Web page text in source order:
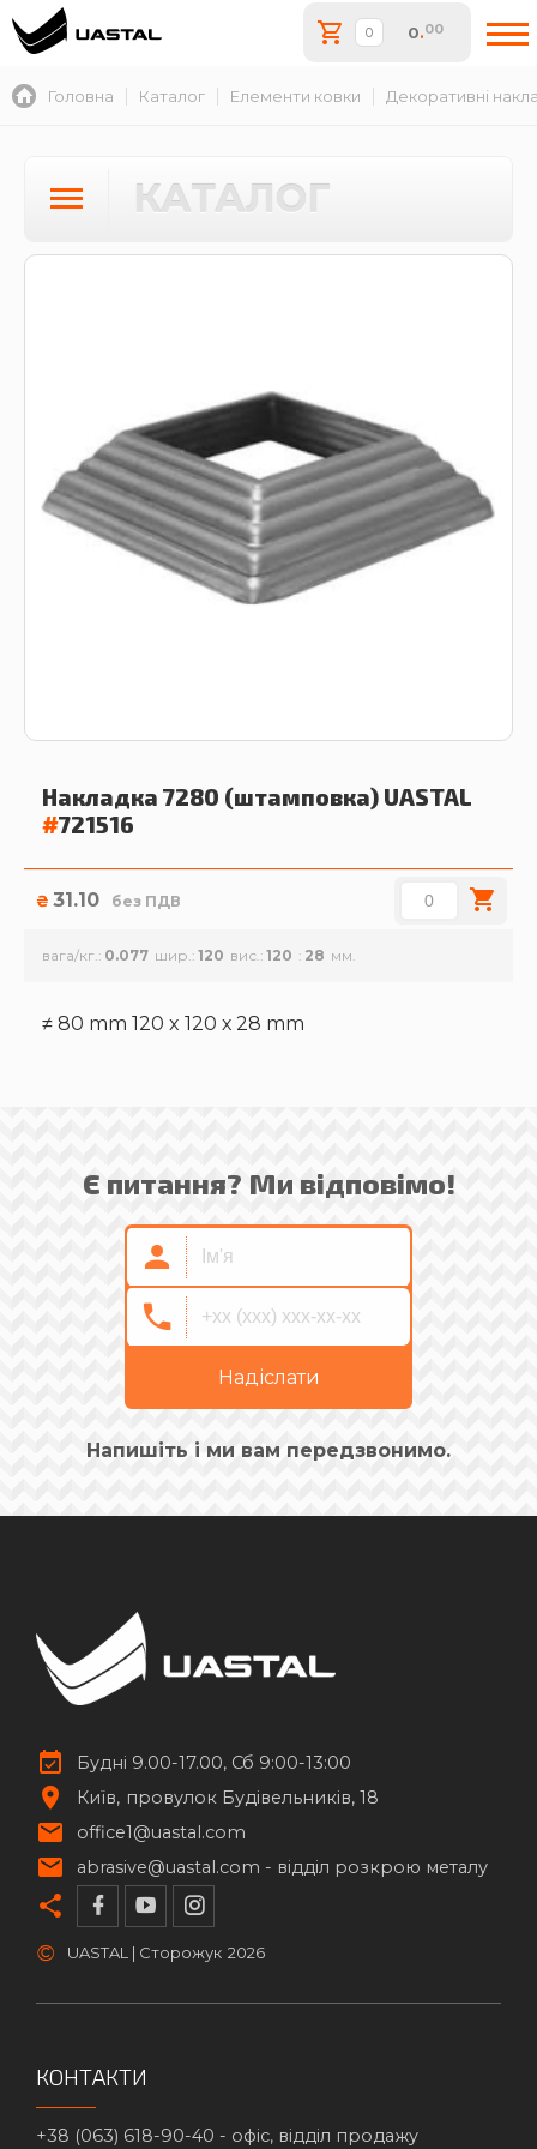
0.00
Головна Каталог Елементи ковки Декоративні
КАТАЛОГ
Накладка 7280 (штамповка) UASTAL
#721516
₴ 31.10 без ПДВ
вага/кг. 0.077 шир. 120 вис. 120 28
≠ 80 mm 120 x 120 х 28 mm
Є питання? Ми відповімо!
Надіслати
Напишіть і ми вам передзвонимо.
Будні 9.00-17.00, Сб 9:00-13:00
Київ
провулок Будівельників, 18
office1@uastal.com
abrasive@uastal.com - відділ розкрою металу
© UASTAL | Сторожук 2026
КОНТАКТИ
+38 (063) 618-90-40 - офіс, відділ продажу